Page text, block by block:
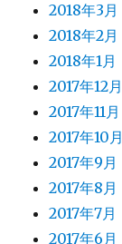
2018年3月
2018年2月
2018年1月
2017年12月
2017年11月
2017年10月
2017年9月
2017年8月
2017年7月
2017年6月